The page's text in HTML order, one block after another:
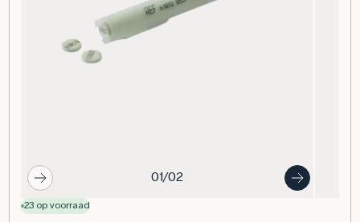
01/02
23 op voorraad